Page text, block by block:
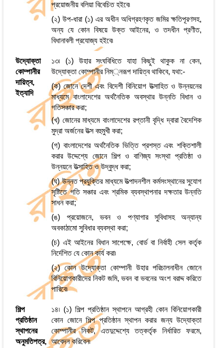
প্রয়োজনীয় বলিয়া বিবেচিত হইবে৷
(২) উপ-ধারা (১) এর অধীন অধিগ্রহণকৃত জমির ক্ষতিপূরণসহ,
অন্য যে কোন বিষয়ে উক্ত আইনের, ও তদধীন প্রণীত,
বিধানাবলী প্রযোজ্য হইবে৷
উদ্যোক্তা
কোম্পানীর
দায়িত্ব,
ইত্যাদি
১৩৷ (১) উহার সংঘবিধিতে যাহা কিছুই থাকুক না কেন,
উদ্যোক্তা কোম্পানীর নিম্্নরূপ দায়িত্ব থাকিবে, যথা:-
(ক) জোনে দেশী এবং বিদেশী বিনিয়োগ উত্সাহিত ও উন্নয়নের
মাধ্যমে বাংলাদেশের অর্থনৈতিক অবস্থার উন্নতি বিধান ও
গতিসঞ্চার করা;
(খ) জোনের মাধ্যমে বাংলাদেশের রপ্তানী বৃদ্ধি দ্বারা বৈদেশিক
মুদ্রা অর্জনের উত্স বহুমুখী করা;
(গ) বাংলাদেশের অর্থনৈতিক ভিত্তি প্রশস্ত এবং শক্তিশালী
করার উদ্দেশ্যে জোনে শিল্প ও বাণিজ্য সংস্থা প্রতিষ্ঠা ও
উন্নয়নে উত্সাহিত ও উদ্বুদ্ধ করা;
(ঘ) উন্নত প্রযুক্তির মাধ্যমে উত্পাদনশীল কর্মসংস্থানের সুযোগ
সৃষ্টিতে গতি সঞ্চার এবং শ্রমিক ব্যবস্থাপনার দক্ষতার উন্নতি
সাধন করা;
(ঙ) প্রয়োজনে, ভবন ও পণ্যাগার সুবিধাসহ অন্যান্য
অবকাঠামো সুবিধার ব্যবস্থা করা;
(চ) এই আইনের বিধান সাপেক্ষে, বোর্ড বা নির্বাহী সেল কর্তৃক
নির্দেশিত যে কোন কার্য করা৷
(২) কোন উদ্যোক্তা কোম্পানী উহার পরিচালনাধীন জোনে
বিনিয়োগকারীদের নিকট জমি, ভবন বা ভবনের অংশ বরাদ্দ করিতে
পারিবে৷
শিল্প
প্রতিষ্ঠান
স্থাপনের
অনুমতিপত্র,
১৪৷ (১) শিল্প প্রতিষ্ঠান স্থাপনে আগ্রহী কোন বিনিয়োগকারী
কোন জোনে শিল্প প্রতিষ্ঠান স্থাপন করার জন্য উদ্যোক্তা
কোম্পানীর নিকট, এতদুদ্দেশ্যে তত্কর্তৃক নির্ধারিত ফরমে,
আবেদন করিবেন৷